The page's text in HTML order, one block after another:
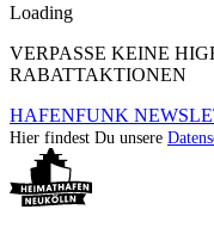
Loading
VERPASSE KEINE
RABATTAKTIONEN
HAFENFUNK
Hier findest Du unsere